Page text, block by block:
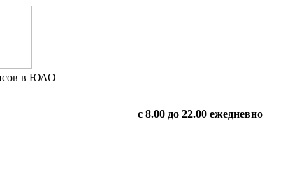
в ЮАО
с 8.00 до 22.00 ежедневно